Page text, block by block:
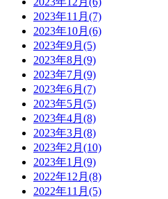
2023年11月(7)
2023年10月(6)
2023年9月(5)
2023年8月(9)
2023年7月(9)
2023年6月(7)
2023年5月(5)
2023年4月(8)
2023年3月(8)
2023年2月(10)
2023年1月(9)
2022年12月(8)
2022年11月(5)